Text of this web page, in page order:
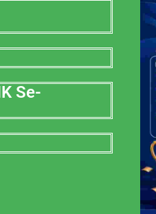
Se-